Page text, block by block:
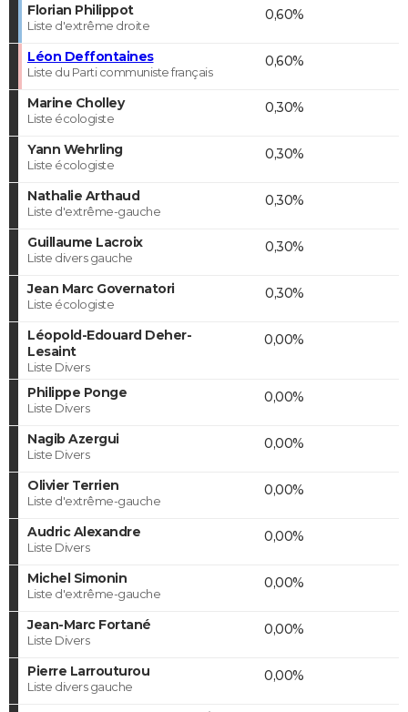
Florian Philippot
Liste d'extrême droite
0,60%
Léon Deffontaines
Liste du Parti communiste français
0,60%
Marine Cholley
Liste écologiste
0,30%
Yann Wehrling
Liste écologiste
0,30%
Nathalie Arthaud
Liste d'extrême-gauche
0,30%
Guillaume Lacroix
Liste divers gauche
0,30%
Jean Marc Governatori
Liste écologiste
0,30%
Léopold-Edouard Deher-
Lesaint
Liste Divers
0,00%
Philippe Ponge
Liste Divers
0,00%
Nagib Azergui
Liste Divers
0,00%
Olivier Terrien
Liste d'extrême-gauche
0,00%
Audric Alexandre
Liste Divers
0,00%
Michel Simonin
Liste d'extrême-gauche
0,00%
Jean-Marc Fortané
Liste Divers
0,00%
Pierre Larrouturou
Liste divers gauche
0,00%